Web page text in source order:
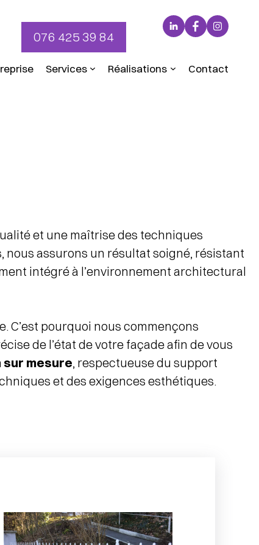
076 425 39 84
LinkedIn
Facebook
Services Réalisations Contact
et une maîtrise des techniques
nous assurons un résultat soigné, résistant
intégré à l’environnement architectural
C’est pourquoi nous commençons
de l’état de votre façade afin de vous
mesure, respectueuse du support
et des exigences esthétiques.